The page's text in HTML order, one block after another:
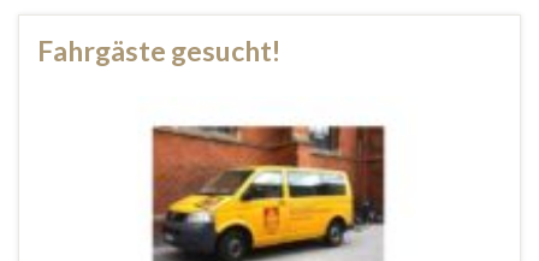
Fahrgäste gesucht!